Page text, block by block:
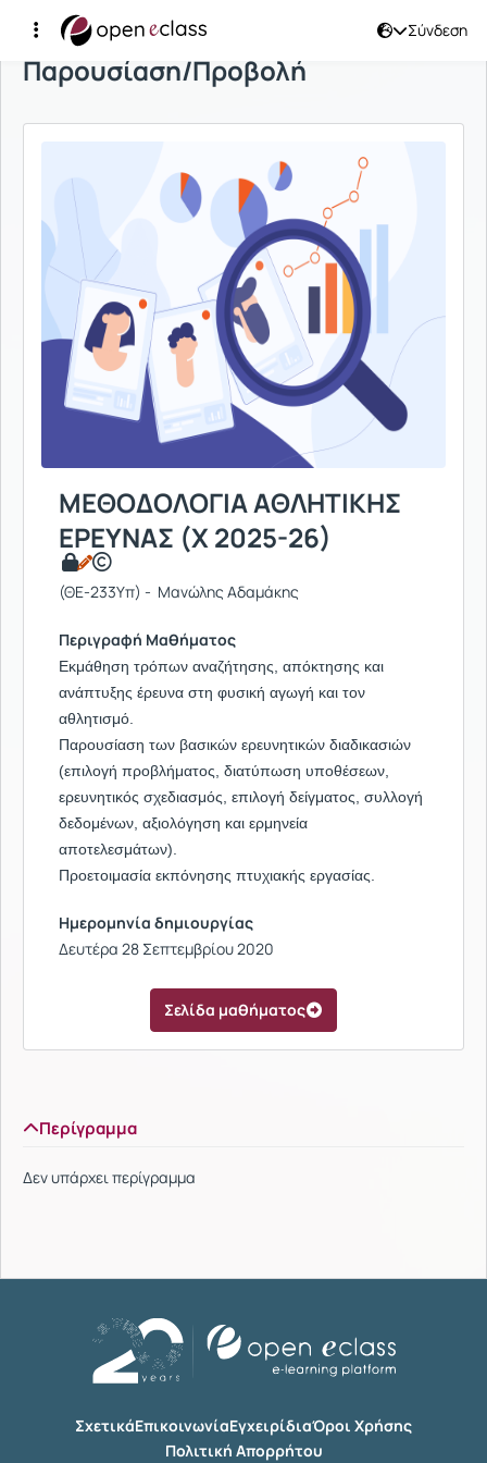
Σύνδεση
Παρουσίαση/Προβολή
ΜΕΘΟΔΟΛΟΓΙΑ ΑΘΛΗΤΙΚΗΣ
ΕΡΕΥΝΑΣ (Χ 2025-26)
(ΘΕ-233Υπ) - Μανώλης Αδαμάκης
Περιγραφή Μαθήματος
Εκμάθηση τρόπων αναζήτησης, απόκτησης και
ανάπτυξης έρευνα στη φυσική αγωγή και τον
αθλητισμό.
Παρουσίαση των βασικών ερευνητικών διαδικασιών
(επιλογή προβλήματος, διατύπωση υποθέσεων,
ερευνητικός σχεδιασμός, επιλογή δείγματος, συλλογή
δεδομένων, αξιολόγηση και ερμηνεία
αποτελεσμάτων).
Προετοιμασία εκπόνησης πτυχιακής εργασίας.
Ημερομηνία δημιουργίας
Δευτέρα 28 Σεπτεμβρίου 2020
Σελίδα μαθήματος
Περίγραμμα
Δεν υπάρχει περίγραμμα
ΣχετικάΕπικοινωνίαΕγχειρίδιαΌροι Χρήσης
Πολιτική Απορρήτου